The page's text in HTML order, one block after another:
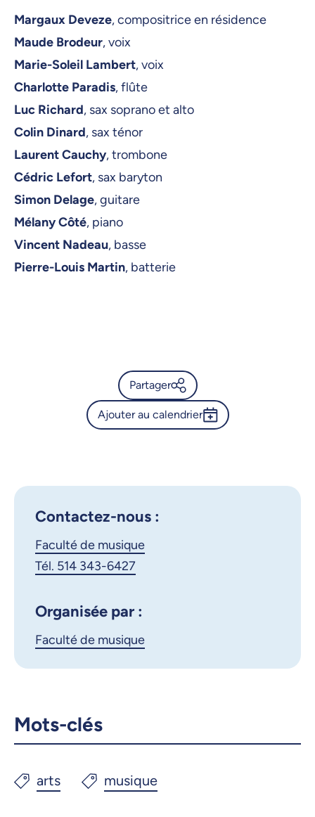
Margaux Deveze, compositrice en résidence
Maude Brodeur, voix
Marie-Soleil Lambert, voix
Charlotte Paradis, flûte
Luc Richard, sax soprano et alto
Colin Dinard, sax ténor
Laurent Cauchy, trombone
Cédric Lefort, sax baryton
Simon Delage, guitare
Mélany Côté, piano
Vincent Nadeau, basse
Pierre-Louis Martin, batterie
Partager
Calendrier de l’Université de
Ajouter au calendrier
Contactez-nous :
Faculté de musique
Tél. 514 343-6427
Organisée par :
Faculté de musique
Mots-clés